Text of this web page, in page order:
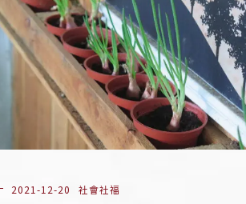
2021-12-20 社會社福